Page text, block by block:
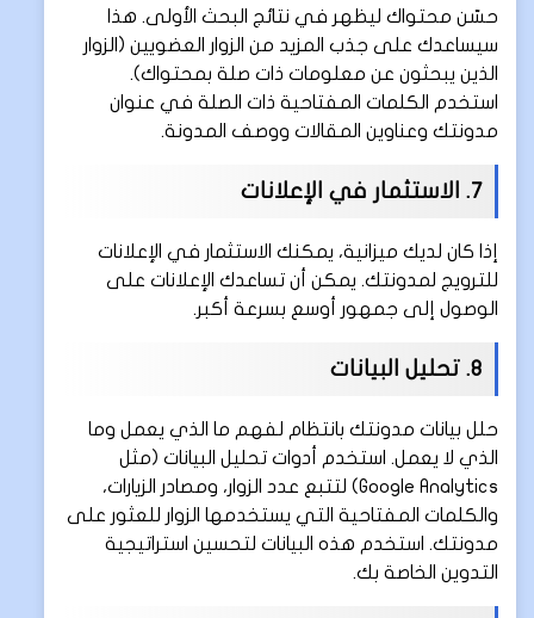
حسّن محتواك ليظهر في نتائج البحث الأولى. هذا
سيساعدك على جذب المزيد من الزوار العضويين (الزوار
الذين يبحثون عن معلومات ذات صلة بمحتواك).
استخدم الكلمات المفتاحية ذات الصلة في عنوان
مدونتك وعناوين المقالات ووصف المدونة.
7. الاستثمار في الإعلانات
إذا كان لديك ميزانية، يمكنك الاستثمار في الإعلانات
للترويج لمدونتك. يمكن أن تساعدك الإعلانات على
الوصول إلى جمهور أوسع بسرعة أكبر.
8. تحليل البيانات
حلل بيانات مدونتك بانتظام لفهم ما الذي يعمل وما
الذي لا يعمل. استخدم أدوات تحليل البيانات (مثل
Google Analytics) لتتبع عدد الزوار، ومصادر الزيارات،
والكلمات المفتاحية التي يستخدمها الزوار للعثور على
مدونتك. استخدم هذه البيانات لتحسين استراتيجية
التدوين الخاصة بك.